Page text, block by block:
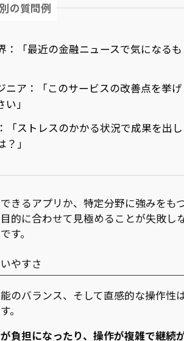
の質問例
：「最近の金融ニュースで気になるも
ニア：「このサービスの改善点を挙げ
」
「ストレスのかかる状況で成果を出し
」
きるアプリか、特定分野に強みをも
的に合わせて見極めることが失敗し
す。
やすさ
のバランス、そして直感的な操作性
。
負担になったり、操作が複雑で継続